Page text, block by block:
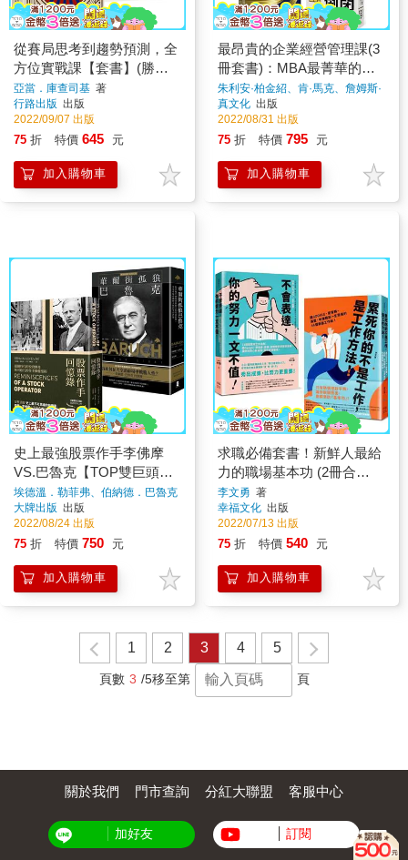
從賽局思考到趨勢預測，全
方位實戰課【套書】(勝
算：賭的科學與決策智慧＋
傳染力法則：網紅、股災到
疾病，趨勢如何崛起與消
長)
亞當．庫查司基 著
行路出版 出版
2022/09/07 出版
75 折 特價 645 元
加入購物車
最昂貴的企業經營管理課(3
冊套書)：MBA最菁華的課
程X管理大師的實戰指引X
避開經營管理風險
朱利安·柏金紹、肯·馬克、詹姆斯·
麥格拉斯、荒木博行
真文化 出版
2022/08/31 出版
75 折 特價 795 元
加入購物車
史上最強股票作手李佛摩
VS.巴魯克【TOP雙巨頭套
書】(股票作手回憶錄＋華
爾街孤狼巴魯克)
埃德溫．勒菲弗、伯納德．巴魯克
著
大牌出版 出版
2022/08/24 出版
75 折 特價 750 元
加入購物車
求職必備套書！新鮮人最給
力的職場基本功 (2冊合
售)：《累死你的不是工
作，是工作方法！》＋《不
會表達，你的努力一文不
值！》
李文勇 著
幸福文化 出版
2022/07/13 出版
75 折 特價 540 元
加入購物車
1 2 3 4 5
頁數 3 /5移至第 頁
關於我們 門市查詢 分紅大聯盟 客服中心
加好友 訂閱